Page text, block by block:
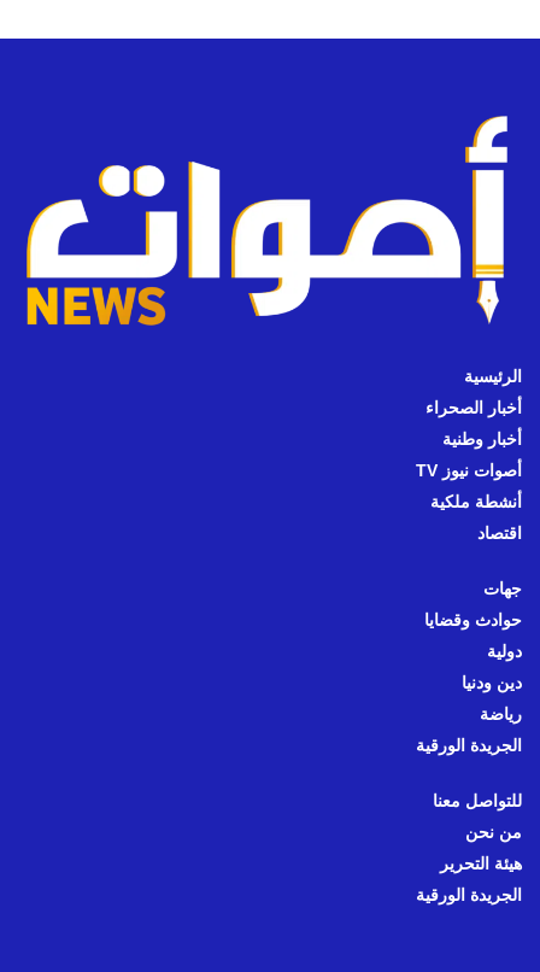
الرئيسية
أخبار الصحراء
أخبار وطنية
أصوات نيوز TV
أنشطة ملكية
اقتصاد
جهات
حوادث وقضايا
دولية
دين ودنيا
رياضة
الجريدة الورقية
للتواصل معنا
من نحن
هيئة التحرير
الجريدة الورقية